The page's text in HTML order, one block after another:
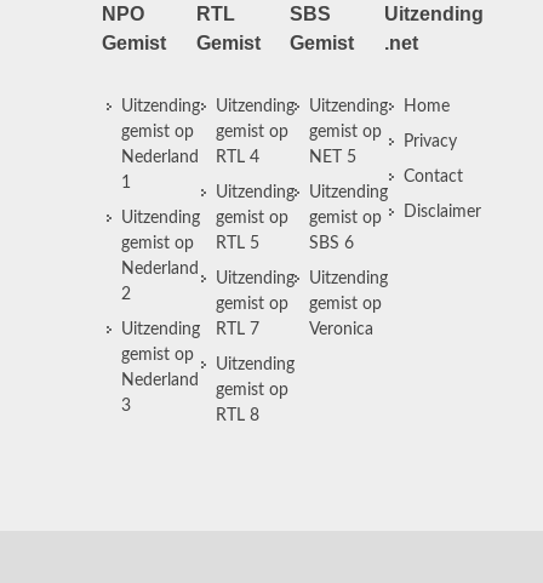
NPO
Gemist
Uitzending
gemist op
Nederland
1
Uitzending
gemist op
Nederland
2
Uitzending
gemist op
Nederland
3
RTL
Gemist
Uitzending
gemist op
RTL 4
Uitzending
gemist op
RTL 5
Uitzending
gemist op
RTL 7
Uitzending
gemist op
RTL 8
SBS
Gemist
Uitzending
gemist op
NET 5
Uitzending
gemist op
SBS 6
Uitzending
gemist op
Veronica
Uitzending
.net
Home
Privacy
Contact
Disclaimer